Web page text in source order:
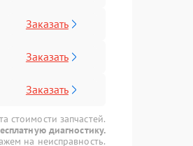
Заказать
Заказать
Заказать
стоимости запчастей.
диагностику.
на неисправность.